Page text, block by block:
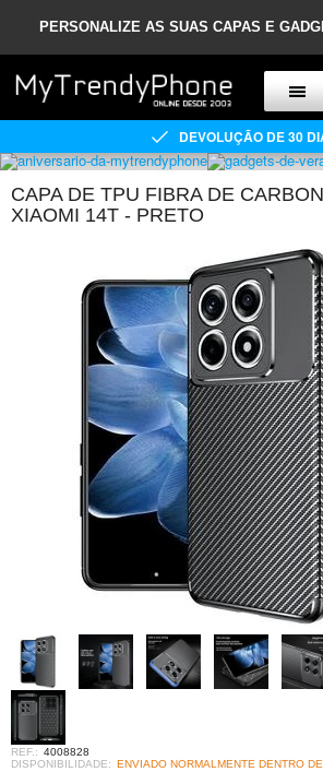
PERSONALIZE AS SUAS CAPAS E
DEVOLUÇÃO DE 30
CAPA DE TPU FIBRA DE
XIAOMI 14T - PRETO
REF.: 4008828
DISPONIBILIDADE: ENVIADO NORMALMENTE DENTRO